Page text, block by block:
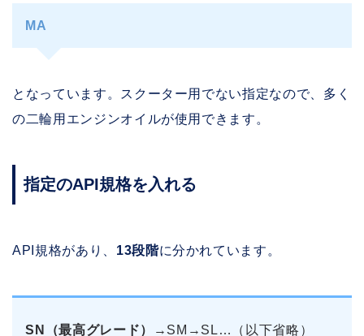
MA
となっています。スクーター用でない指定なので、多く
の二輪用エンジンオイルが使用できます。
指定のAPI規格を入れる
API規格があり、 13段階に分かれています。
SN（最高グレード） →SM→SL…（以下省略）